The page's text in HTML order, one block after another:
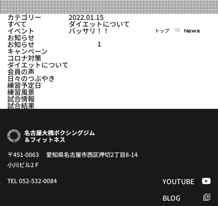
料金システム
選手紹介
よくある質問
フィットネスコース
料金システム
ビフォーアフター
YOUTUBE BLOG
トップ News
カテゴリー
すべて
イベント
お知らせ
お知らせ
キャンペーン
コロナ対策
ダイエットについて
会員の声
日々のつぶやき
練習予定日
練習風景
試合情報
試合結果
2022.01.15
ダイエットについて
バッサリ！！
1
〒451-0063 愛知県名古屋市西区押切2丁目8-14
小川ビル2Ｆ
TEL 052-532-0084
YOUTUBE
BLOG